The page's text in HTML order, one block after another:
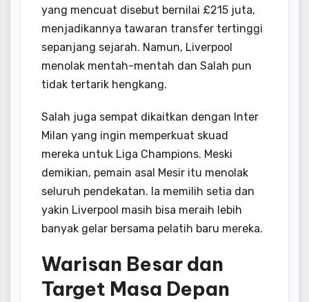
yang mencuat disebut bernilai £215 juta,
menjadikannya tawaran transfer tertinggi
sepanjang sejarah. Namun, Liverpool
menolak mentah-mentah dan Salah pun
tidak tertarik hengkang.
Salah juga sempat dikaitkan dengan Inter
Milan yang ingin memperkuat skuad
mereka untuk Liga Champions. Meski
demikian, pemain asal Mesir itu menolak
seluruh pendekatan. Ia memilih setia dan
yakin Liverpool masih bisa meraih lebih
banyak gelar bersama pelatih baru mereka.
Warisan Besar dan
Target Masa Depan